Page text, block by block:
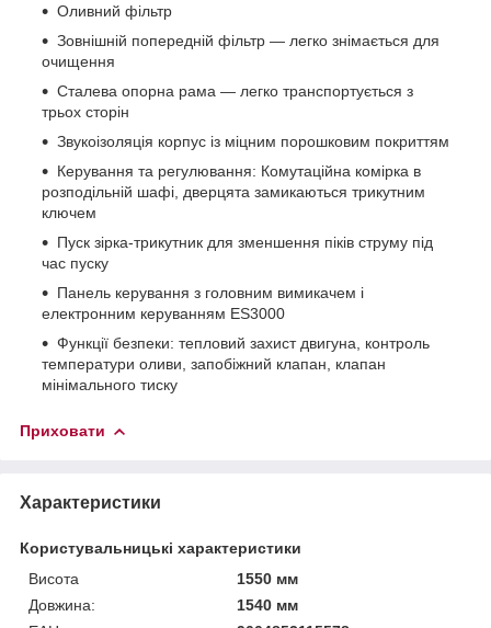
Оливний фільтр
Зовнішній попередній фільтр — легко знімається для
очищення
Сталева опорна рама — легко транспортується з
трьох сторін
Звукоізоляція корпус із міцним порошковим покриттям
Керування та регулювання: Комутаційна комірка в
розподільній шафі, дверцята замикаються трикутним
ключем
Пуск зірка-трикутник для зменшення піків струму під
час пуску
Панель керування з головним вимикачем і
електронним керуванням ES3000
Функції безпеки: тепловий захист двигуна, контроль
температури оливи, запобіжний клапан, клапан
мінімального тиску
Приховати
Характеристики
Користувальницькі характеристики
Висота
1550 мм
Довжина:
1540 мм